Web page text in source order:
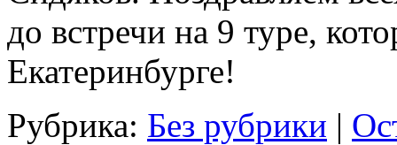
до встречи на 9 туре,
Екатеринбурге!
Рубрика: Без рубрики |